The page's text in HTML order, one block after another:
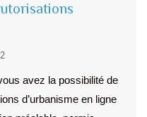
avez la possibilité de
d’urbanisme en ligne